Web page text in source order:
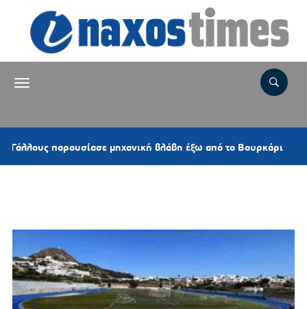
παρουσίασε μηχανική βλάβη έξω από το Βουρκάρι 4